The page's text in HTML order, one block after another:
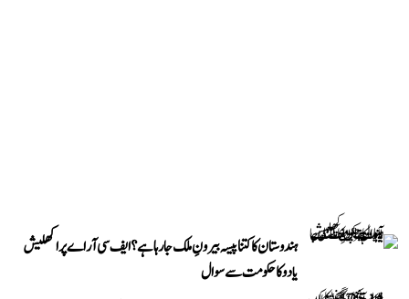
ہندوستان کا کتنا پیسہ بیرونِ ملک جا رہا ہے؟ ایف سی آر اے پر اکھلیش
یادو کا حکومت سے سوال